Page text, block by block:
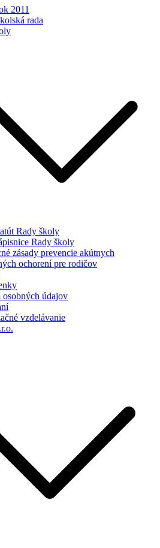
2011
rada
Rady školy
Rady školy
zásady prevencie akútnych
ochorení pre rodičov
osobných údajov
vzdelávanie